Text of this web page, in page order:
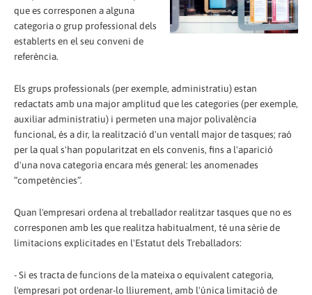
que es corresponen a alguna
categoria o grup professional dels
establerts en el seu conveni de
referència.
Els grups professionals (per exemple, administratiu) estan
redactats amb una major amplitud que les categories (per exemple,
auxiliar administratiu) i permeten una major polivalència
funcional, és a dir, la realització d'un ventall major de tasques; raó
per la qual s'han popularitzat en els convenis, fins a l'aparició
d'una nova categoria encara més general: les anomenades
“competències”.
Quan l'empresari ordena al treballador realitzar tasques que no es
corresponen amb les que realitza habitualment, té una sèrie de
limitacions explicitades en l'Estatut dels Treballadors:
- Si es tracta de funcions de la mateixa o equivalent categoria,
l'empresari pot ordenar-lo lliurement, amb l'única limitació de